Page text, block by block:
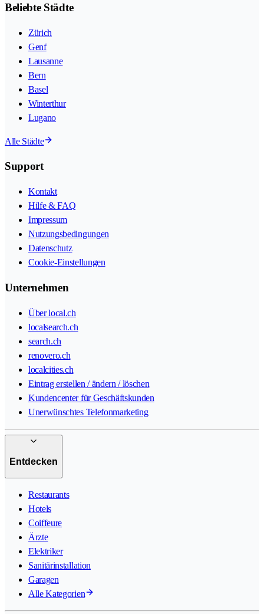
Beliebte Städte
Zürich
Genf
Lausanne
Bern
Basel
Winterthur
Lugano
Alle Städte
Support
Kontakt
Hilfe & FAQ
Impressum
Nutzungsbedingungen
Datenschutz
Cookie-Einstellungen
Unternehmen
Über local.ch
localsearch.ch
search.ch
renovero.ch
localcities.ch
Eintrag erstellen / ändern / löschen
Kundencenter für Geschäftskunden
Unerwünschtes Telefonmarketing
Entdecken
Restaurants
Hotels
Coiffeure
Ärzte
Elektriker
Sanitärinstallation
Garagen
Alle Kategorien